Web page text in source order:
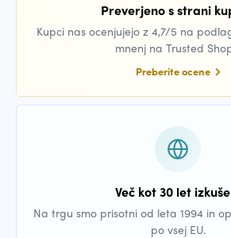
Preverjeno s strani
Kupci nas ocenjujejo z 4,7/5 na
mnenj na Trusted
Preberite ocene
Več kot 30 let
Na trgu smo prisotni od leta 1994 in
po vsej EU.